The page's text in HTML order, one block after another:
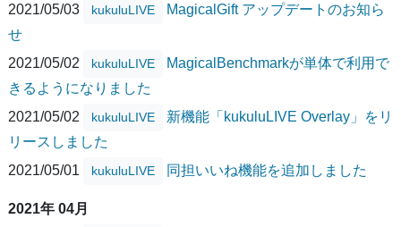
2021/05/03
kukuluLIVE
MagicalGift アップデートのお知ら
せ
2021/05/02
kukuluLIVE
MagicalBenchmarkが単体で利用で
きるようになりました
2021/05/02
kukuluLIVE
新機能「kukuluLIVE Overlay」をリ
リースしました
2021/05/01
kukuluLIVE 同担いいね機能を追加しました
2021年 04月